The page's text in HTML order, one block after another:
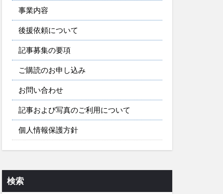
事業内容
後援依頼について
記事募集の要項
ご購読のお申し込み
お問い合わせ
記事および写真のご利用について
個人情報保護方針
検索